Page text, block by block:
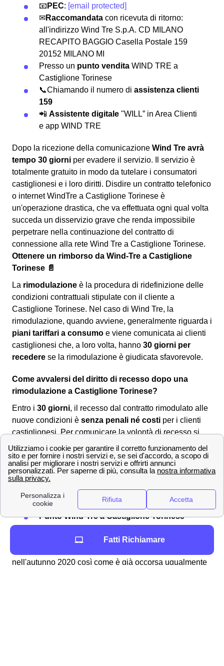
📧 PEC: [email protected]
✉Raccomandata con ricevuta di ritorno:
all'indirizzo Wind Tre S.p.A. CD MILANO
RECAPITO BAGGIO Casella Postale 159
20152 MILANO MI
Presso un punto vendita WIND TRE a
Castiglione Torinese
📞Chiamando il numero di assistenza clienti
159
📲 Assistente digitale "WILL” in Area Clienti
e app WIND TRE
Dopo la ricezione della comunicazione Wind Tre avrà
tempo 30 giorni per evadere il servizio. Il servizio è
totalmente gratuito in modo da tutelare i consumatori
castiglionesi e i loro diritti. Disdire un contratto telefonico
o internet WindTre a Castiglione Torinese è
un'operazione drastica, che va effettuata ogni qual volta
succeda un disservizio grave che renda impossibile
perpetrare nella continuazione del contratto di
connessione alla rete Wind Tre a Castiglione Torinese.
Ottenere un rimborso da Wind-Tre a Castiglione
Torinese 📄
La rimodulazione è la procedura di ridefinizione delle
condizioni contrattuali stipulate con il cliente a
Castiglione Torinese. Nel caso di Wind Tre, la
rimodulazione, quando avviene, generalmente riguarda i
piani tariffari a consumo e viene comunicata ai clienti
castiglionesi che, a loro volta, hanno 30 giorni per
recedere se la rimodulazione è giudicata sfavorevole.
Come avvalersi del diritto di recesso dopo una
rimodulazione a Castiglione Torinese?
Entro i 30 giorni, il recesso dal contratto rimodulato alle
nuove condizioni è senza penali né costi per i clienti
castiglionesi. Per comunicare la volontà di recesso si
dovrà utilizzare uno dei seguenti canali:
Servizio clienti Wind-Tre: contattabile al159
PEC all'indirizzo:[email protected]
Raccomandata A/R a:
Milano recapito Baggio, Casella Postale
159, 20152 Milano (MI)
Punto Wind-Tre a Castiglione Torinese
nell'autunno 2020 così come è già occorsa ugualmente
Fatti Richiamare